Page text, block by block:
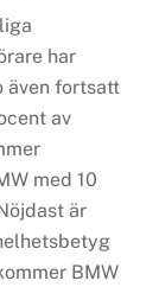
har
även fortsatt
av
med 10
är
BMW